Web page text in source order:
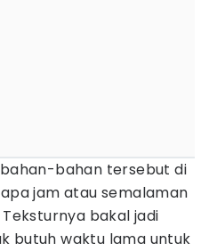
bahan tersebut di
jam atau semalaman
bakal jadi
butuh waktu lama untuk